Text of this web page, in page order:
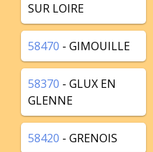
SUR LOIRE
58470 - GIMOUILLE
58370 - GLUX EN
GLENNE
58420 - GRENOIS